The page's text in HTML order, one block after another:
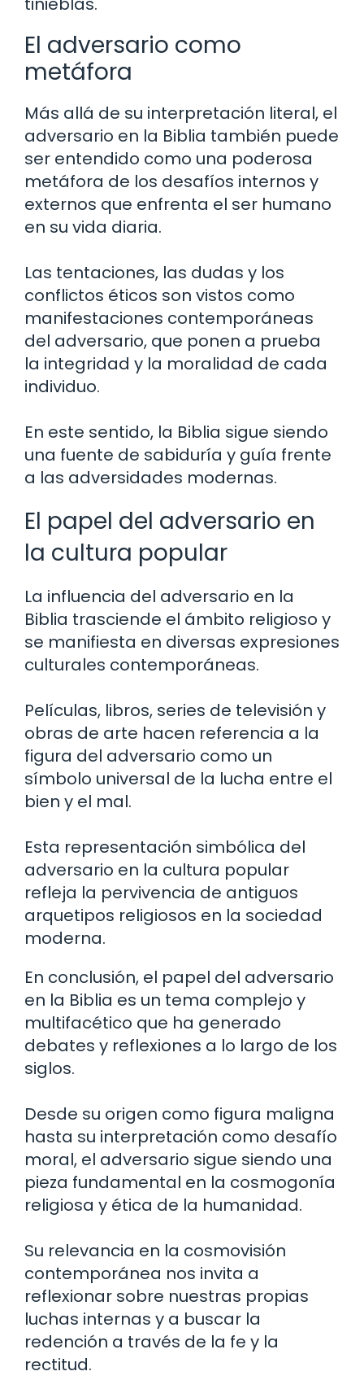
El adversario como
metáfora
Más allá de su interpretación literal, el
adversario en la Biblia también puede
ser entendido como una poderosa
metáfora de los desafíos internos y
externos que enfrenta el ser humano
en su vida diaria.
Las tentaciones, las dudas y los
conflictos éticos son vistos como
manifestaciones contemporáneas
del adversario, que ponen a prueba
la integridad y la moralidad de cada
individuo.
En este sentido, la Biblia sigue siendo
una fuente de sabiduría y guía frente
a las adversidades modernas.
El papel del adversario en
la cultura popular
La influencia del adversario en la
Biblia trasciende el ámbito religioso y
se manifiesta en diversas expresiones
culturales contemporáneas.
Películas, libros, series de televisión y
obras de arte hacen referencia a la
figura del adversario como un
símbolo universal de la lucha entre el
bien y el mal.
Esta representación simbólica del
adversario en la cultura popular
refleja la pervivencia de antiguos
arquetipos religiosos en la sociedad
moderna.
En conclusión, el papel del adversario
en la Biblia es un tema complejo y
multifacético que ha generado
debates y reflexiones a lo largo de los
siglos.
Desde su origen como figura maligna
hasta su interpretación como desafío
moral, el adversario sigue siendo una
pieza fundamental en la cosmogonía
religiosa y ética de la humanidad.
Su relevancia en la cosmovisión
contemporánea nos invita a
reflexionar sobre nuestras propias
luchas internas y a buscar la
redención a través de la fe y la
rectitud.